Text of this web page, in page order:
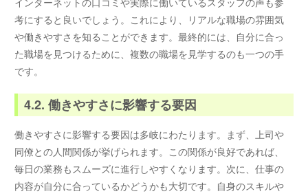
考にすると良いでしょう。これにより、リアルな職場の雰囲気
や働きやすさを知ることができます。最終的には、自分に合っ
た職場を見つけるために、複数の職場を見学するのも一つの手
です。
4.2. 働きやすさに影響する要因
働きやすさに影響する要因は多岐にわたります。まず、上司や
同僚との人間関係が挙げられます。この関係が良好であれば、
毎日の業務もスムーズに進行しやすくなります。次に、仕事の
内容が自分に合っているかどうかも大切です。自身のスキルや